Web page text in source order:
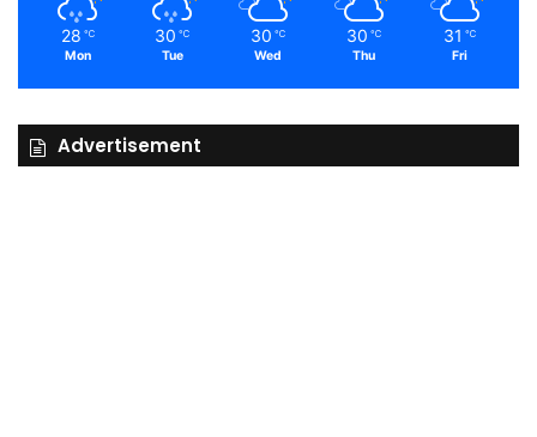
28 ℃
Mon
30 ℃
Tue
30 ℃
Wed
30 ℃
Thu
31 ℃
Fri
Advertisement